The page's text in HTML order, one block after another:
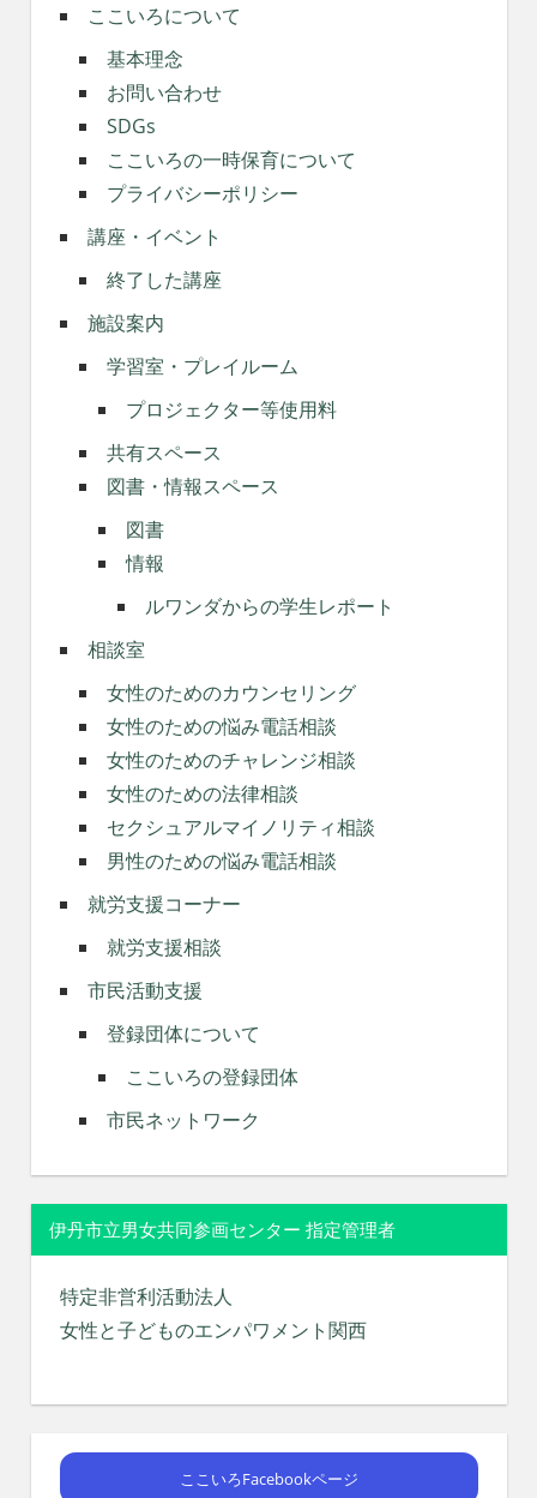
ここいろについて
基本理念
お問い合わせ
SDGs
ここいろの一時保育について
プライバシーポリシー
講座・イベント
終了した講座
施設案内
学習室・プレイルーム
プロジェクター等使用料
共有スペース
図書・情報スペース
図書
情報
ルワンダからの学生レポート
相談室
女性のためのカウンセリング
女性のための悩み電話相談
女性のためのチャレンジ相談
女性のための法律相談
セクシュアルマイノリティ相談
男性のための悩み電話相談
就労支援コーナー
就労支援相談
市民活動支援
登録団体について
ここいろの登録団体
市民ネットワーク
伊丹市立男女共同参画センター 指定管理者
特定非営利活動法人
女性と子どものエンパワメント関西
ここいろFacebookページ